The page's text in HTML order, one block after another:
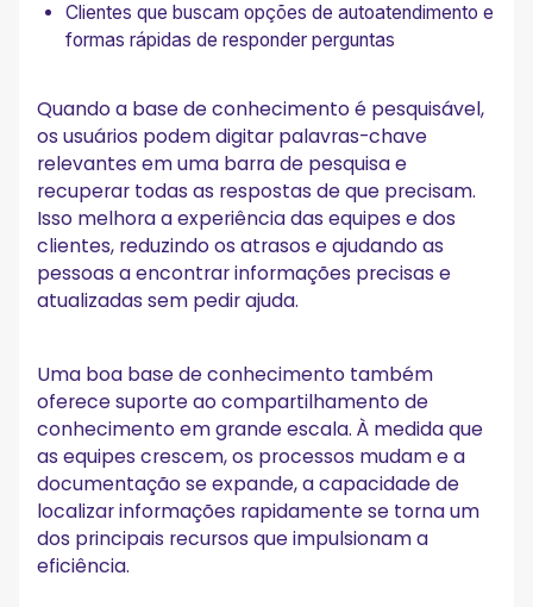
Clientes que buscam opções de autoatendimento e
formas rápidas de responder perguntas
Quando a base de conhecimento é pesquisável,
os usuários podem digitar palavras-chave
relevantes em uma barra de pesquisa e
recuperar todas as respostas de que precisam.
Isso melhora a experiência das equipes e dos
clientes, reduzindo os atrasos e ajudando as
pessoas a encontrar informações precisas e
atualizadas sem pedir ajuda.
Uma boa base de conhecimento também
oferece suporte ao compartilhamento de
conhecimento em grande escala. À medida que
as equipes crescem, os processos mudam e a
documentação se expande, a capacidade de
localizar informações rapidamente se torna um
dos principais recursos que impulsionam a
eficiência.